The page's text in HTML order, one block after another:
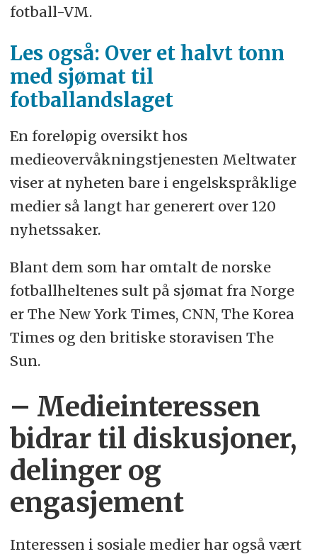
fotball-VM.
Les også: Over et halvt tonn
med sjømat til
fotballandslaget
En foreløpig oversikt hos
medieovervåkningstjenesten Meltwater
viser at nyheten bare i engelskspråklige
medier så langt har generert over 120
nyhetssaker.
Blant dem som har omtalt de norske
fotballheltenes sult på sjømat fra Norge
er The New York Times, CNN, The Korea
Times og den britiske storavisen The
Sun.
– Medieinteressen
bidrar til diskusjoner,
delinger og
engasjement
Interessen i sosiale medier har også vært